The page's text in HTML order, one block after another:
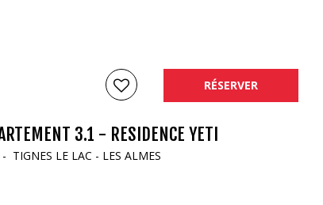
RÉSERVER
3.1 - RESIDENCE YETI
TIGNES LE LAC - LES ALMES